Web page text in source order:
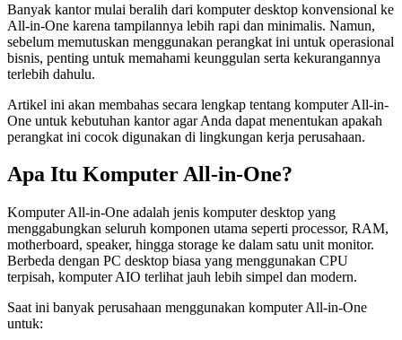
Banyak kantor mulai beralih dari komputer desktop konvensional ke
All-in-One karena tampilannya lebih rapi dan minimalis. Namun,
sebelum memutuskan menggunakan perangkat ini untuk operasional
bisnis, penting untuk memahami keunggulan serta kekurangannya
terlebih dahulu.
Artikel ini akan membahas secara lengkap tentang komputer All-in-
One untuk kebutuhan kantor agar Anda dapat menentukan apakah
perangkat ini cocok digunakan di lingkungan kerja perusahaan.
Apa Itu Komputer All-in-One?
Komputer All-in-One adalah jenis komputer desktop yang
menggabungkan seluruh komponen utama seperti processor, RAM,
motherboard, speaker, hingga storage ke dalam satu unit monitor.
Berbeda dengan PC desktop biasa yang menggunakan CPU
terpisah, komputer AIO terlihat jauh lebih simpel dan modern.
Saat ini banyak perusahaan menggunakan komputer All-in-One
untuk: